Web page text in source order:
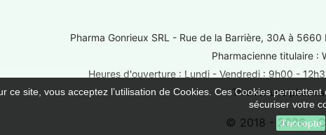
ce site, vous acceptez l’utilisation de Cookies. Ces Cookies
sécuriser votre
J'accepte
Pharma Gonrieux SRL - Rue de la Barrière, 30A à 5660
Pharmacienne titulaire :
Heures d'ouverture : Lundi - Vendredi : 9h00 -
Trouver une
© 2018 - 2026 -